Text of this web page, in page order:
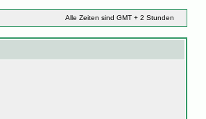
Alle Zeiten sind GMT + 2 Stunden